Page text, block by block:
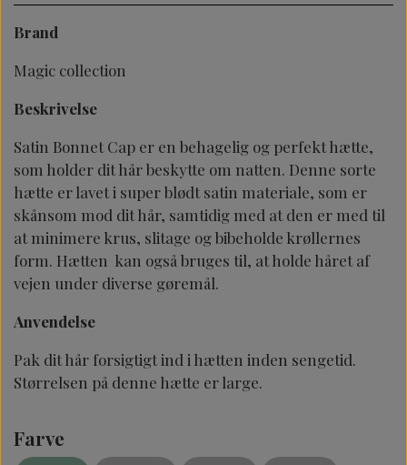
Brand
Magic collection
Beskrivelse
Satin Bonnet Cap er en behagelig og perfekt hætte,
som holder dit hår beskytte om natten. Denne sorte
hætte er lavet i super blødt satin materiale, som er
skånsom mod dit hår, samtidig med at den er med til
at minimere krus, slitage og bibeholde krøllernes
form. Hætten kan også bruges til, at holde håret af
vejen under diverse gøremål.
Anvendelse
Pak dit hår forsigtigt ind i hætten inden sengetid.
Størrelsen på denne hætte er large.
Farve